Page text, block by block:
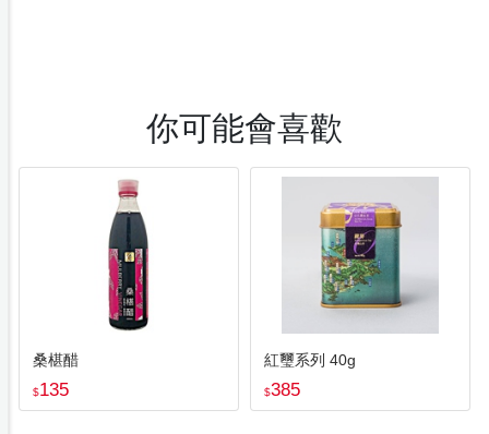
你可能會喜歡
桑椹醋
$135
紅璽系列 40g
$385